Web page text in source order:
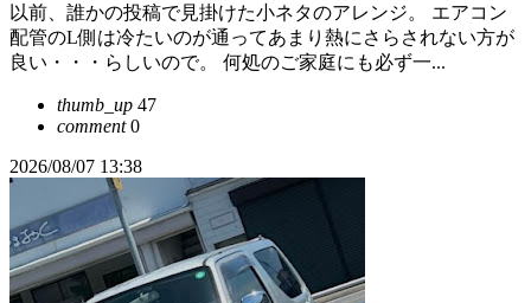
以前、誰かの投稿で見掛けた小ネタのアレンジ。 エアコン
配管のL側は冷たいのが通ってあまり熱にさらされない方が
良い・・・らしいので。 何処のご家庭にも必ず一...
thumb_up 47
comment0
2026/08/07 13:38